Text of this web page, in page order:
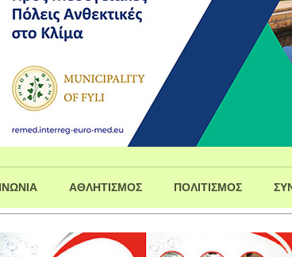
ΑΘΛΗΤΙΣΜΟΣ ΠΟΛΙΤΙΣΜΟΣ